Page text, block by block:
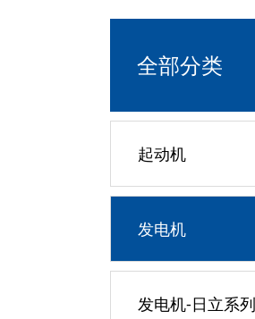
全部分类
起动机
发电机
发电机-日立系列